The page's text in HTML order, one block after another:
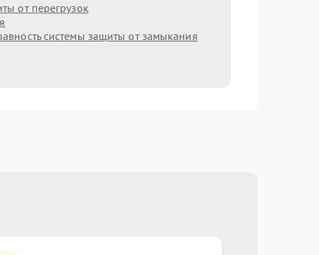
от перегрузок
системы защиты от замыкания